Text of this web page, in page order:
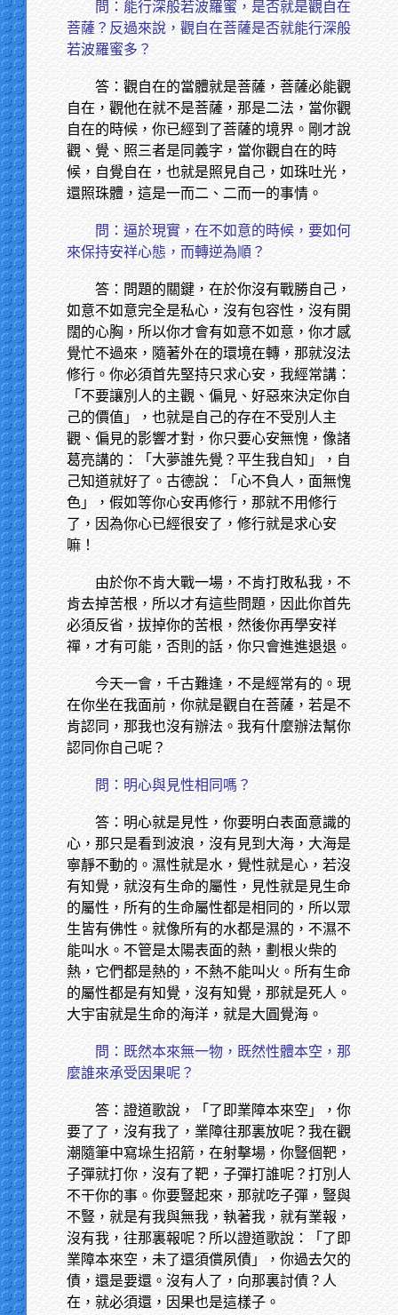
問：能行深般若波羅蜜，是否就是觀自在
菩薩？反過來說，觀自在菩薩是否就能行深般
若波羅蜜多？
答：觀自在的當體就是菩薩，菩薩必能觀
自在，觀他在就不是菩薩，那是二法，當你觀
自在的時候，你已經到了菩薩的境界。剛才說
觀、覺、照三者是同義字，當你觀自在的時
候，自覺自在，也就是照見自己，如珠吐光，
還照珠體，這是一而二、二而一的事情。
問：逼於現實，在不如意的時候，要如何
來保持安祥心態，而轉逆為順？
答：問題的關鍵，在於你沒有戰勝自己，
如意不如意完全是私心，沒有包容性，沒有開
闊的心胸，所以你才會有如意不如意，你才感
覺忙不過來，隨著外在的環境在轉，那就沒法
修行。你必須首先堅持只求心安，我經常講：
「不要讓別人的主觀、偏見、好惡來決定你自
己的價值」，也就是自己的存在不受別人主
觀、偏見的影響才對，你只要心安無愧，像諸
葛亮講的：「大夢誰先覺？平生我自知」，自
己知道就好了。古德說：「心不負人，面無愧
色」，假如等你心安再修行，那就不用修行
了，因為你心已經很安了，修行就是求心安
嘛！
由於你不肯大戰一場，不肯打敗私我，不
肯去掉苦根，所以才有這些問題，因此你首先
必須反省，拔掉你的苦根，然後你再學安祥
禪，才有可能，否則的話，你只會進進退退。
今天一會，千古難逢，不是經常有的。現
在你坐在我面前，你就是觀自在菩薩，若是不
肯認同，那我也沒有辦法。我有什麼辦法幫你
認同你自己呢？
問：明心與見性相同嗎？
答：明心就是見性，你要明白表面意識的
心，那只是看到波浪，沒有見到大海，大海是
寧靜不動的。濕性就是水，覺性就是心，若沒
有知覺，就沒有生命的屬性，見性就是見生命
的屬性，所有的生命屬性都是相同的，所以眾
生皆有佛性。就像所有的水都是濕的，不濕不
能叫水。不管是太陽表面的熱，劃根火柴的
熱，它們都是熱的，不熱不能叫火。所有生命
的屬性都是有知覺，沒有知覺，那就是死人。
大宇宙就是生命的海洋，就是大圓覺海。
問：既然本來無一物，既然性體本空，那
麼誰來承受因果呢？
答：證道歌說，「了即業障本來空」，你
要了了，沒有我了，業障往那裏放呢？我在觀
潮隨筆中寫垛生招箭，在射擊場，你豎個靶，
子彈就打你，沒有了靶，子彈打誰呢？打別人
不干你的事。你要豎起來，那就吃子彈，豎與
不豎，就是有我與無我，執著我，就有業報，
沒有我，往那裏報呢？所以證道歌說：「了即
業障本來空，未了還須償夙債」，你過去欠的
債，還是要還。沒有人了，向那裏討債？人
在，就必須還，因果也是這樣子。